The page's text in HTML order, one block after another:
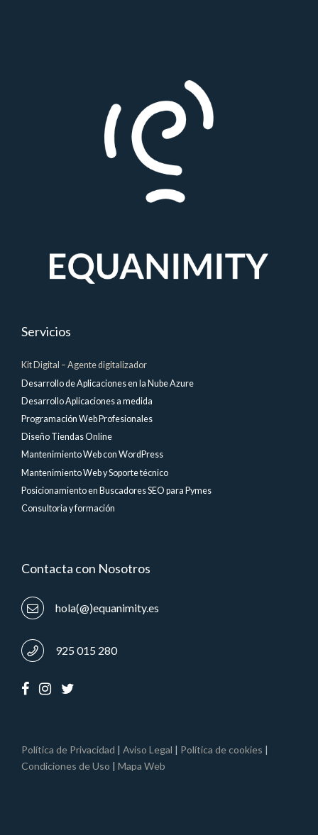
Servicios
Kit Digital – Agente digitalizador
Desarrollo de Aplicaciones en la Nube Azure
Desarrollo Aplicaciones a medida
Programación Web Profesionales
Diseño Tiendas Online
Mantenimiento Web con WordPress
Mantenimiento Web y Soporte técnico
Posicionamiento en Buscadores SEO para Pymes
Consultoria y formación
Contacta con Nosotros
hola(@)equanimity.es
925 015 280
Política de Privacidad | Aviso Legal | Política de cookies |
Condiciones de Uso | Mapa Web